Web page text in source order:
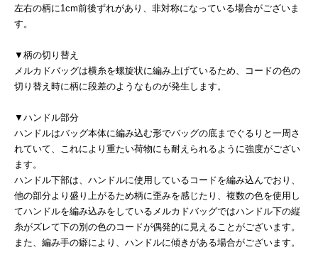
左右の柄に1cm前後ずれがあり、非対称になっている場合がございま
す。
▼柄の切り替え
メルカドバッグは横糸を螺旋状に編み上げているため、コードの色の
切り替え時に柄に段差のようなものが発生します。
▼ハンドル部分
ハンドルはバッグ本体に編み込む形でバッグの底までぐるりと一周さ
れていて、これにより重たい荷物にも耐えられるように強度がござい
ます。
ハンドル下部は、ハンドルに使用しているコードを編み込んでおり、
他の部分より盛り上がるため柄に歪みを感じたり、複数の色を使用し
てハンドルを編み込みをしているメルカドバッグではハンドル下の縦
糸がズレて下の別の色のコードが偶発的に見えることがございます。
また、編み手の癖により、ハンドルに傾きがある場合がございます。